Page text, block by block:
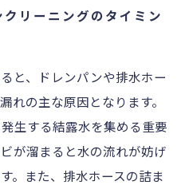
リーニングのタイミン
と、ドレンパンや排水ホー
れの主な原因となります。
生する結露水を集める重要
が溜まると水の流れが妨げ
。また、排水ホースの詰ま